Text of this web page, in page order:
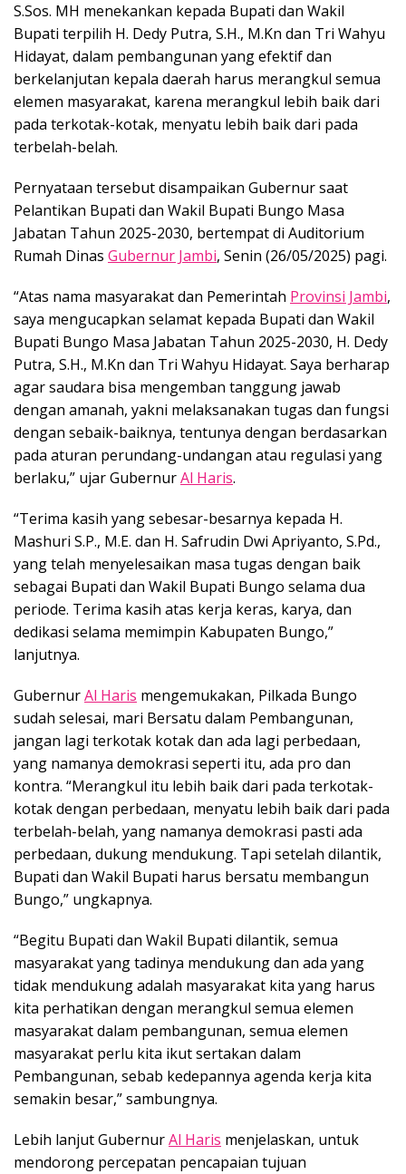
S.Sos. MH menekankan kepada Bupati dan Wakil
Bupati terpilih H. Dedy Putra, S.H., M.Kn dan Tri Wahyu
Hidayat, dalam pembangunan yang efektif dan
berkelanjutan kepala daerah harus merangkul semua
elemen masyarakat, karena merangkul lebih baik dari
pada terkotak-kotak, menyatu lebih baik dari pada
terbelah-belah.
Pernyataan tersebut disampaikan Gubernur saat
Pelantikan Bupati dan Wakil Bupati Bungo Masa
Jabatan Tahun 2025-2030, bertempat di Auditorium
Rumah Dinas Gubernur Jambi, Senin (26/05/2025) pagi.
“Atas nama masyarakat dan Pemerintah Provinsi Jambi,
saya mengucapkan selamat kepada Bupati dan Wakil
Bupati Bungo Masa Jabatan Tahun 2025-2030, H. Dedy
Putra, S.H., M.Kn dan Tri Wahyu Hidayat. Saya berharap
agar saudara bisa mengemban tanggung jawab
dengan amanah, yakni melaksanakan tugas dan fungsi
dengan sebaik-baiknya, tentunya dengan berdasarkan
pada aturan perundang-undangan atau regulasi yang
berlaku,” ujar GubernurAl Haris.
“Terima kasih yang sebesar-besarnya kepada H.
Mashuri S.P., M.E. dan H. Safrudin Dwi Apriyanto, S.Pd.,
yang telah menyelesaikan masa tugas dengan baik
sebagai Bupati dan Wakil Bupati Bungo selama dua
periode. Terima kasih atas kerja keras, karya, dan
dedikasi selama memimpin Kabupaten Bungo,”
lanjutnya.
GubernurAl Haris mengemukakan, Pilkada Bungo
sudah selesai, mari Bersatu dalam Pembangunan,
jangan lagi terkotak kotak dan ada lagi perbedaan,
yang namanya demokrasi seperti itu, ada pro dan
kontra. “Merangkul itu lebih baik dari pada terkotak-
kotak dengan perbedaan, menyatu lebih baik dari pada
terbelah-belah, yang namanya demokrasi pasti ada
perbedaan, dukung mendukung. Tapi setelah dilantik,
Bupati dan Wakil Bupati harus bersatu membangun
Bungo,” ungkapnya.
“Begitu Bupati dan Wakil Bupati dilantik, semua
masyarakat yang tadinya mendukung dan ada yang
tidak mendukung adalah masyarakat kita yang harus
kita perhatikan dengan merangkul semua elemen
masyarakat dalam pembangunan, semua elemen
masyarakat perlu kita ikut sertakan dalam
Pembangunan, sebab kedepannya agenda kerja kita
semakin besar,” sambungnya.
Lebih lanjut GubernurAl Haris menjelaskan, untuk
mendorong percepatan pencapaian tujuan